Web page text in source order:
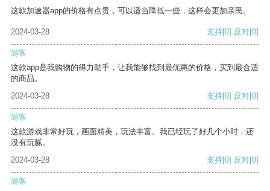
这款加速器app的价格有点贵，可以适当降低一些，这样会更加亲民。
2024-03-28 支持[0] 反对[0]
游客
这款app是我购物的得力助手，让我能够找到最优惠的价格，买到最合适
的商品。
2024-03-28
支持[0] 反对[0]
游客
这款游戏非常好玩，画面精美，玩法丰富。我已经玩了好几个小时，还
没有玩腻。
2024-03-28
支持[0] 反对[0]
游客